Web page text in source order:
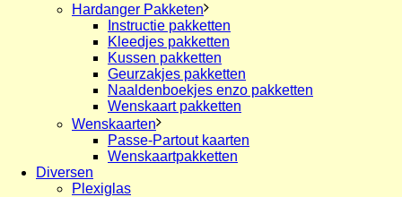
Hardanger Pakketen
Instructie pakketten
Kleedjes pakketten
Kussen pakketten
Geurzakjes pakketten
Naaldenboekjes enzo pakketten
Wenskaart pakketten
Wenskaarten
Passe-Partout kaarten
Wenskaartpakketten
Diversen
Plexiglas